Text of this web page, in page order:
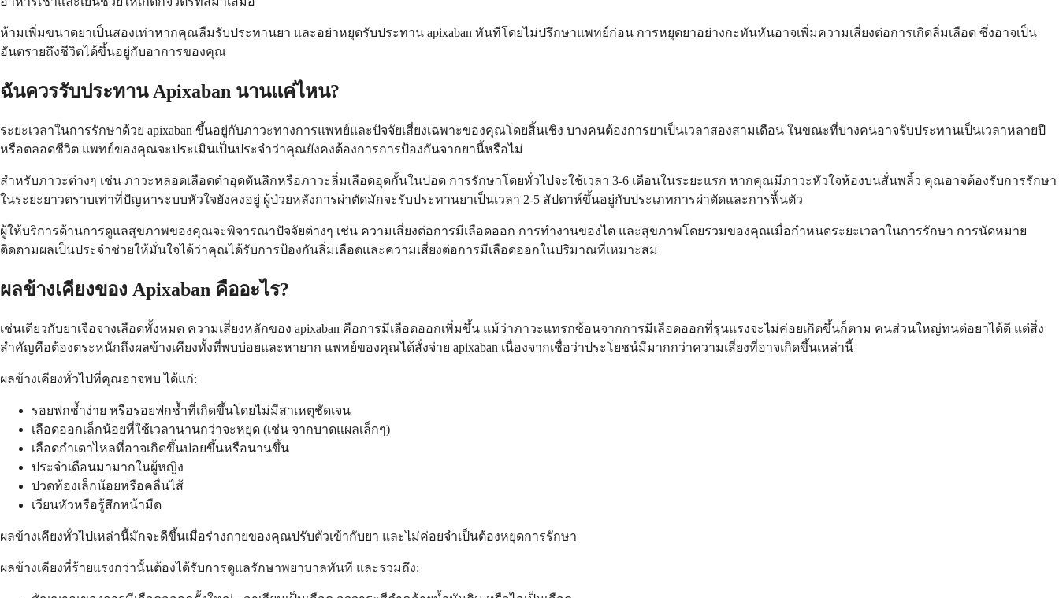
ห้ามเพิ่มขนาดยาเป็นสองเท่าหากคุณลืมรับประทานยา และอย่าหยุดรับประทาน apixaban ทันทีโดยไม่ปรึกษาแพทย์ก่อน การหยุดยาอย่างกะทันหันอาจเพิ่มความเสี่ยงต่อการเกิดลิ่มเลือด ซึ่งอาจเป็น
อันตรายถึงชีวิตได้ขึ้นอยู่กับอาการของคุณ
ฉันควรรับประทาน Apixaban นานแค่ไหน?
ระยะเวลาในการรักษาด้วย apixaban ขึ้นอยู่กับภาวะทางการแพทย์และปัจจัยเสี่ยงเฉพาะของคุณโดยสิ้นเชิง บางคนต้องการยาเป็นเวลาสองสามเดือน ในขณะที่บางคนอาจรับประทานเป็นเวลาหลายปี
หรือตลอดชีวิต แพทย์ของคุณจะประเมินเป็นประจำว่าคุณยังคงต้องการการป้องกันจากยานี้หรือไม่
สำหรับภาวะต่างๆ เช่น ภาวะหลอดเลือดดำอุดตันลึกหรือภาวะลิ่มเลือดอุดกั้นในปอด การรักษาโดยทั่วไปจะใช้เวลา 3-6 เดือนในระยะแรก หากคุณมีภาวะหัวใจห้องบนสั่นพลิ้ว คุณอาจต้องรับการรักษา
ในระยะยาวตราบเท่าที่ปัญหาระบบหัวใจยังคงอยู่ ผู้ป่วยหลังการผ่าตัดมักจะรับประทานยาเป็นเวลา 2-5 สัปดาห์ขึ้นอยู่กับประเภทการผ่าตัดและการฟื้นตัว
ผู้ให้บริการด้านการดูแลสุขภาพของคุณจะพิจารณาปัจจัยต่างๆ เช่น ความเสี่ยงต่อการมีเลือดออก การทำงานของไต และสุขภาพโดยรวมของคุณเมื่อกำหนดระยะเวลาในการรักษา การนัดหมาย
ติดตามผลเป็นประจำช่วยให้มั่นใจได้ว่าคุณได้รับการป้องกันลิ่มเลือดและความเสี่ยงต่อการมีเลือดออกในปริมาณที่เหมาะสม
ผลข้างเคียงของ Apixaban คืออะไร?
เช่นเดียวกับยาเจือจางเลือดทั้งหมด ความเสี่ยงหลักของ apixaban คือการมีเลือดออกเพิ่มขึ้น แม้ว่าภาวะแทรกซ้อนจากการมีเลือดออกที่รุนแรงจะไม่ค่อยเกิดขึ้นก็ตาม คนส่วนใหญ่ทนต่อยาได้ดี แต่สิ่ง
สำคัญคือต้องตระหนักถึงผลข้างเคียงทั้งที่พบบ่อยและหายาก แพทย์ของคุณได้สั่งจ่าย apixaban เนื่องจากเชื่อว่าประโยชน์มีมากกว่าความเสี่ยงที่อาจเกิดขึ้นเหล่านี้
ผลข้างเคียงทั่วไปที่คุณอาจพบ ได้แก่:
รอยฟกช้ำง่าย หรือรอยฟกช้ำที่เกิดขึ้นโดยไม่มีสาเหตุชัดเจน
เลือดออกเล็กน้อยที่ใช้เวลานานกว่าจะหยุด (เช่น จากบาดแผลเล็กๆ)
เลือดกำเดาไหลที่อาจเกิดขึ้นบ่อยขึ้นหรือนานขึ้น
ประจำเดือนมามากในผู้หญิง
ปวดท้องเล็กน้อยหรือคลื่นไส้
เวียนหัวหรือรู้สึกหน้ามืด
ผลข้างเคียงทั่วไปเหล่านี้มักจะดีขึ้นเมื่อร่างกายของคุณปรับตัวเข้ากับยา และไม่ค่อยจำเป็นต้องหยุดการรักษา
ผลข้างเคียงที่ร้ายแรงกว่านั้นต้องได้รับการดูแลรักษาพยาบาลทันที และรวมถึง: